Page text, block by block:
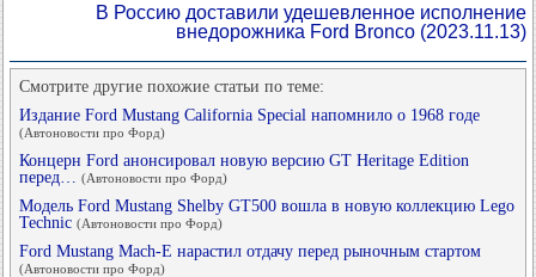
В Россию доставили удешевленное исполнение
внедорожника Ford Bronco (2023.11.13)
Смотрите другие похожие статьи по теме:
Издание Ford Mustang California Special напомнило о 1968 годе
(Автоновости про Форд)
Концерн Ford анонсировал новую версию GT Heritage Edition
перед…
(Автоновости про Форд)
Модель Ford Mustang Shelby GT500 вошла в новую коллекцию Lego
Technic (Автоновости про Форд)
Ford Mustang Mach-E нарастил отдачу перед рыночным стартом
(Автоновости про Форд)